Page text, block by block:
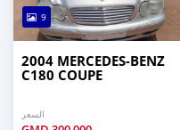
9
2004 MERCEDES-BENZ
C180 COUPE
السعر